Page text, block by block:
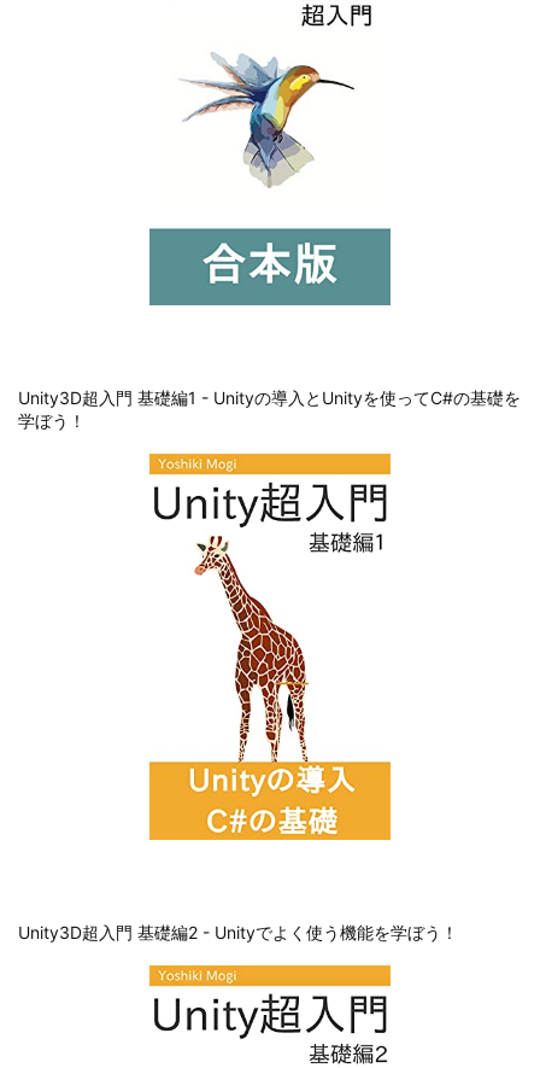
Unity3D超入門 基礎編1 - Unityの導入とUnityを使ってC#の基礎を
学ぼう！
Unity3D超入門 基礎編2 - Unityでよく使う機能を学ぼう！